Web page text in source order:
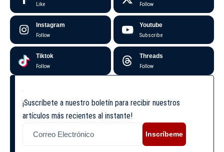
Like Follow
Instagram
Follow
Youtube
Subscribe
Tiktok
Follow
Threads
Follow
¡Suscríbete a nuestro boletín para recibir nuestros
artículos más recientes al instante!
Inscríbeme